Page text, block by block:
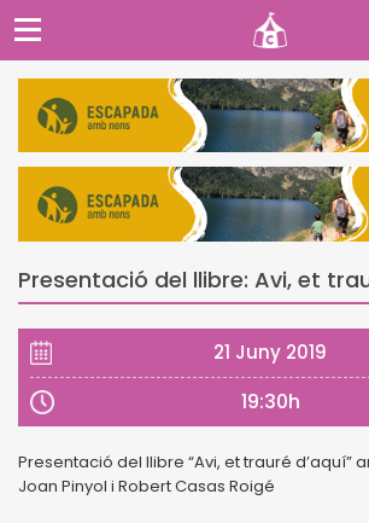
Presentació del llibre: Avi, et
21 Juny 2019
19:30h
Presentació del llibre “Avi, et trauré d’aquí”
Joan Pinyol i Robert Casas Roigé